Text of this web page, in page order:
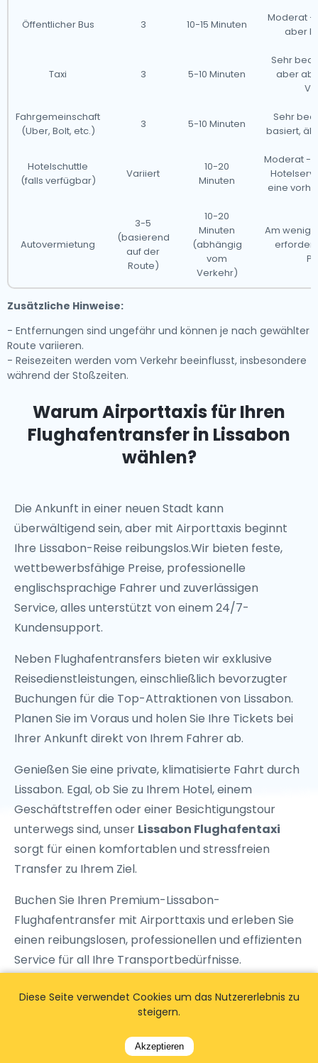
Öffentlicher Bus 3 10-15 Minuten
Moderat
aber
Taxi 3 5-10 Minuten
Sehr
aber
Fahrgemeinschaft
(Uber, Bolt, etc.)
3 5-10 Minuten
Sehr
basiert,
Hotelschuttle
(falls verfügbar)
Variiert
10-20
Minuten
Moderat -
eine
Autovermietung
3-5
(basierend
auf der
Route)
10-20
Minuten
(abhängig
vom
Verkehr)
Am
erfordert
Zusätzliche Hinweise:
- Entfernungen sind ungefähr und können je nach gewählter
Route variieren.
- Reisezeiten werden vom Verkehr beeinflusst, insbesondere
während der Stoßzeiten.
Warum Airporttaxis für Ihren
Flughafentransfer in Lissabon
wählen?
Die Ankunft in einer neuen Stadt kann
überwältigend sein, aber mit Airporttaxis beginnt
Ihre Lissabon-Reise reibungslos.Wir bieten feste,
wettbewerbsfähige Preise, professionelle
englischsprachige Fahrer und zuverlässigen
Service, alles unterstützt von einem 24/7-
Kundensupport.
Neben Flughafentransfers bieten wir exklusive
Reisedienstleistungen, einschließlich bevorzugter
Buchungen für die Top-Attraktionen von Lissabon.
Planen Sie im Voraus und holen Sie Ihre Tickets bei
Ihrer Ankunft direkt von Ihrem Fahrer ab.
Genießen Sie eine private, klimatisierte Fahrt durch
Lissabon. Egal, ob Sie zu Ihrem Hotel, einem
Geschäftstreffen oder einer Besichtigungstour
unterwegs sind, unser Lissabon Flughafentaxi
sorgt für einen komfortablen und stressfreien
Transfer zu Ihrem Ziel.
Buchen Sie Ihren Premium-Lissabon-
Flughafentransfer mit Airporttaxis und erleben Sie
einen reibungslosen, professionellen und effizienten
Service für all Ihre Transportbedürfnisse.
Sichern Sie sich noch heute IhrenLissabon-
! Genießen Sie transparente
Unterstützung für eine stressfreie Reise vom
Diese Seite verwendet Cookies um das Nutzererlebnis zu
steigern.
Akzeptieren